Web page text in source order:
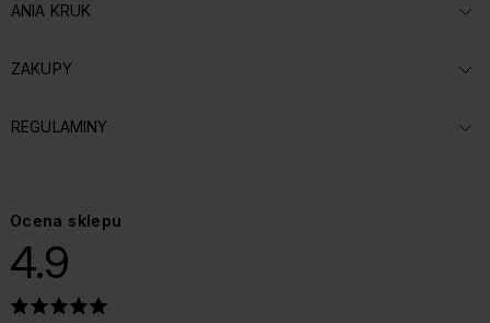
ROZWIŃ SEKCJĘ:
ANIA KRUK
ROZWIŃ SEKCJĘ:
ZAKUPY
ROZWIŃ SEKCJĘ:
REGULAMINY
Ocena sklepu
4.9